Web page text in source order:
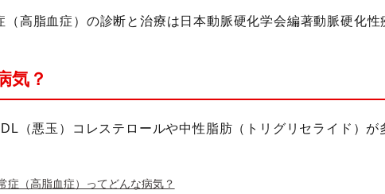
（高脂血症）の診断と治療は日本動脈硬化学会編著動脈硬化
気？
（悪玉）コレステロールや中性脂肪（トリグリセライド）
症（高脂血症）ってどんな病気？